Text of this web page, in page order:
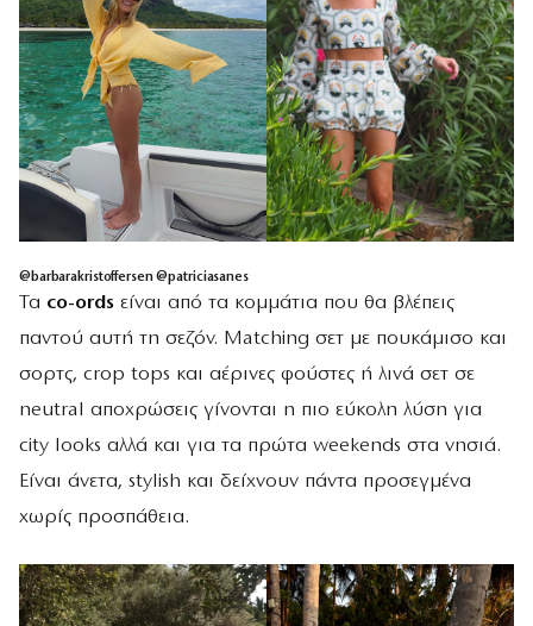
@barbarakristoffersen @patriciasanes
Τα co-ords είναι από τα κομμάτια που θα βλέπεις
παντού αυτή τη σεζόν. Matching σετ με πουκάμισο και
σορτς, crop tops και αέρινες φούστες ή λινά σετ σε
neutral αποχρώσεις γίνονται η πιο εύκολη λύση για
city looks αλλά και για τα πρώτα weekends στα νησιά.
Είναι άνετα, stylish και δείχνουν πάντα προσεγμένα
χωρίς προσπάθεια.